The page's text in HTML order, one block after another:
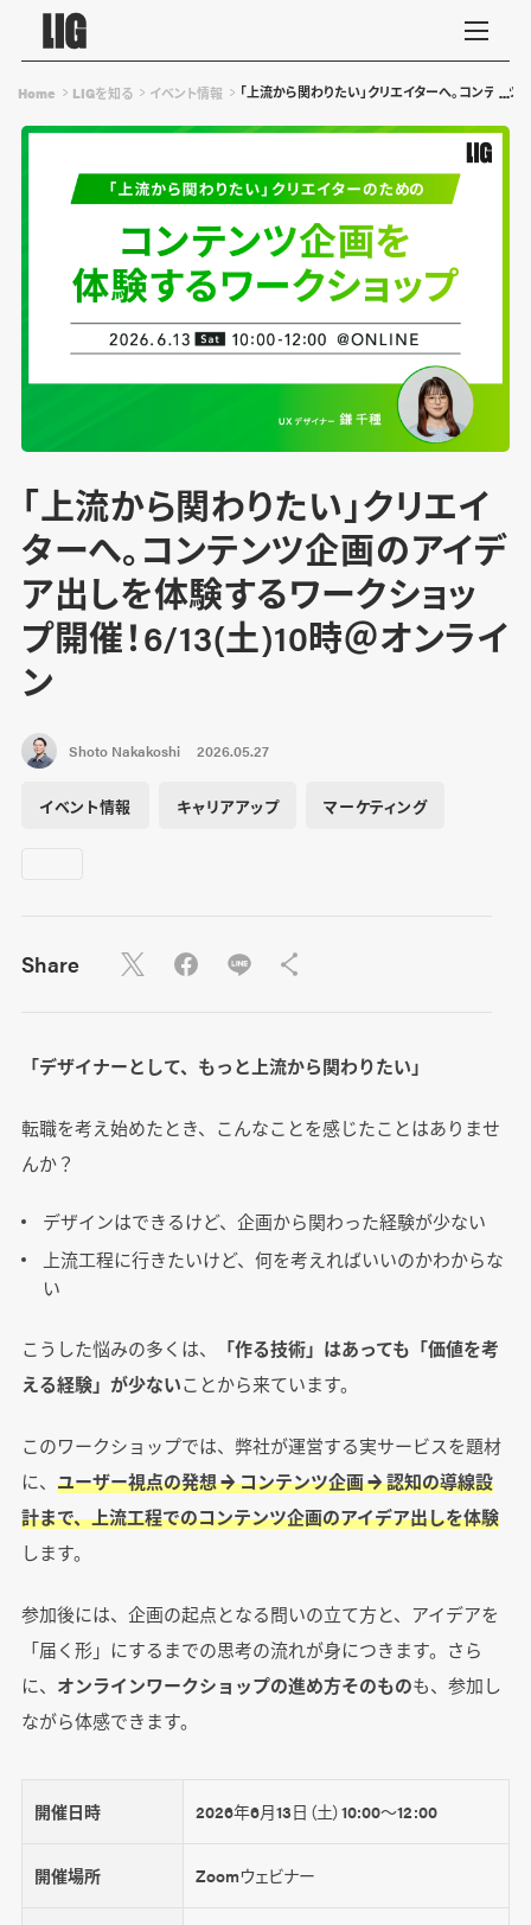
Home LIGを知る イベント情報 「上流から関わりたい」クリエイターへ。コンテン
「上流から関わりたい」クリエイ
ターへ。コンテンツ企画のアイデ
ア出しを体験するワークショッ
プ開催！6/13(土)10時＠オンライ
ン
Shoto Nakakoshi 2026.05.27
イベント情報 キャリアアップ マーケティング
Share
「デザイナーとして、もっと上流から関わりたい」
転職を考え始めたとき、こんなことを感じたことはありませ
んか？
デザインはできるけど、企画から関わった経験が少ない
上流工程に行きたいけど、何を考えればいいのかわからな
い
こうした悩みの多くは、
「作る技術」はあっても「価値を考
える経験」が少ないことから来ています。
このワークショップでは、弊社が運営する実サービスを題材
に、 ユーザー視点の発想 → コンテンツ企画 → 認知の導線設
計まで、上流工程でのコンテンツ企画のアイデア出しを体験
します。
参加後には、企画の起点となる問いの立て方と、アイデアを
「届く形」にするまでの思考の流れが身につきます。さら
に、 オンラインワークショップの進め方そのものも、参加し
ながら体感できます。
開催日時 2026年6月13日（土）10:00～12:00
開催場所 Zoomウェビナー